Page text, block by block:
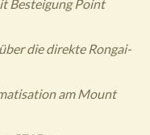
Besteigung Point
die direkte Rongai-
am Mount